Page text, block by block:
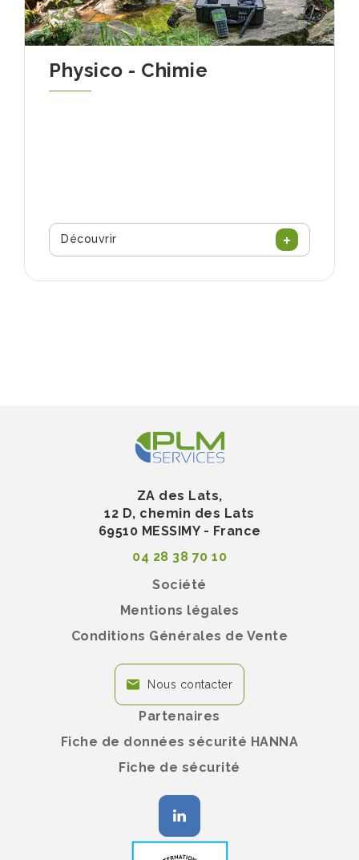
Physico - Chimie
Découvrir
ZA des Lats,
12 D, chemin des Lats
69510 MESSIMY - France
04 28 38 70 10
Société
Mentions légales
Conditions Générales de Vente
Nous contacter
Partenaires
Fiche de données sécurité HANNA
Fiche de sécurité